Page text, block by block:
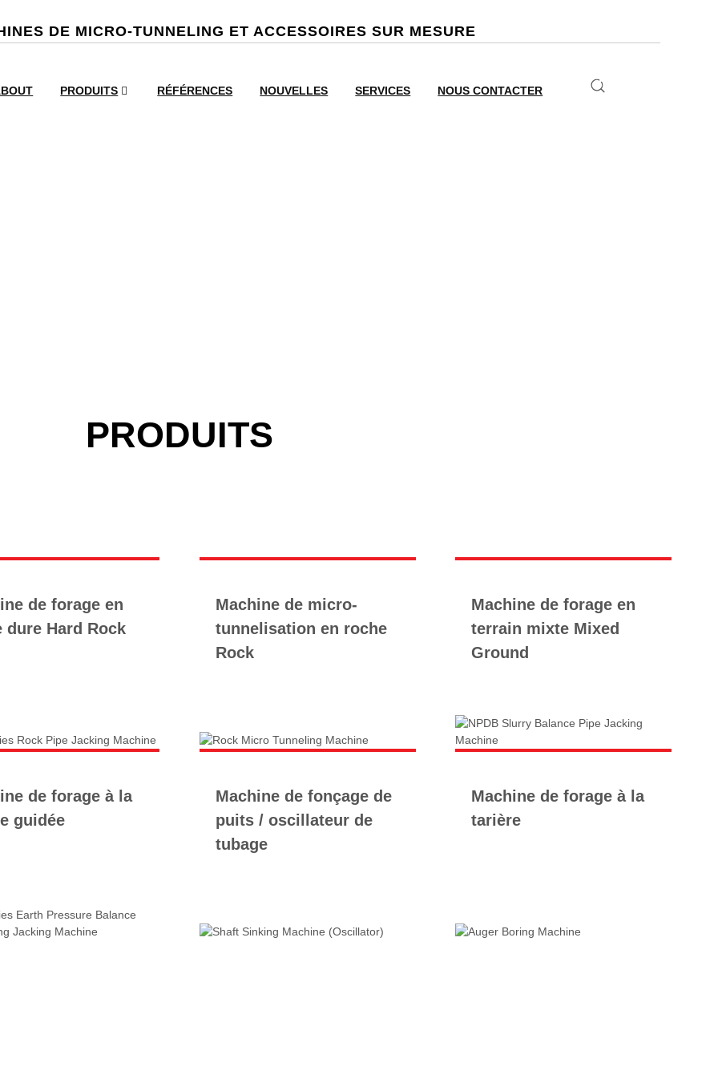
DE MICRO-TUNNELING ET ACCESSOIRES SUR MESURE
PRODUITS RÉFÉRENCES NOUVELLES SERVICES NOUS CONTACTER
PRODUITS
de forage en
dure Hard Rock
Machine de micro-
tunnelisation en roche
Rock
Machine de forage en
terrain mixte Mixed
Ground
de forage à la
guidée
Machine de fonçage de
puits / oscillateur de
tubage
Machine de forage à la
tarière